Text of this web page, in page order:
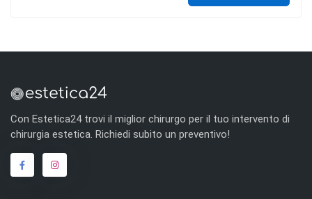
Con Estetica24 trovi il miglior chirurgo per il tuo intervento di
chirurgia estetica. Richiedi subito un preventivo!